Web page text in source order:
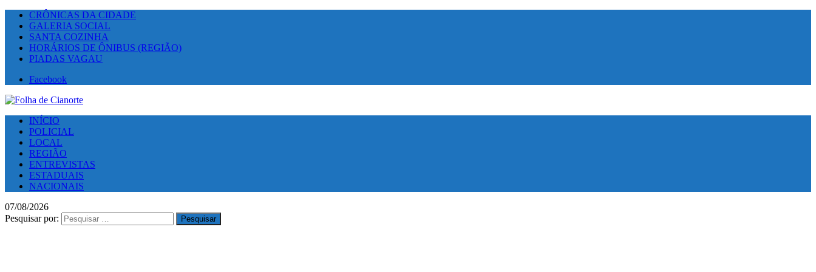
CRÔNICAS DA CIDADE
GALERIA SOCIAL
SANTA COZINHA
HORÁRIOS DE ÔNIBUS (REGIÃO)
PIADAS VAGAU
Facebook
INÍCIO
POLICIAL
LOCAL
REGIÃO
ENTREVISTAS
ESTADUAIS
NACIONAIS
07/08/2026
Pesquisar por: